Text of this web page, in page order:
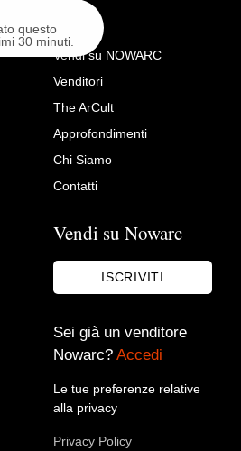
questo
30 minuti.
Maggiori Info su
a Pendolo
III in bronzo
– 19°secolo
aggiornato sulle ultime novità.
Vendi su NOWARC
Venditori
The ArCult
Approfondimenti
Chi Siamo
Contatti
Vendi su Nowarc
ISCRIVITI
Sei già un venditore
Nowarc? Accedi
Le tue preferenze relative
alla privacy
Privacy Policy